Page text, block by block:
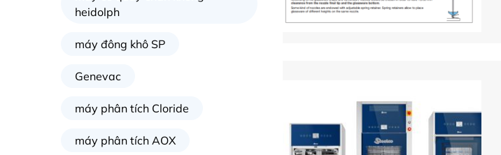
heidolph
máy đông khô SP
Genevac
máy phân tích Cloride
máy phân tích AOX